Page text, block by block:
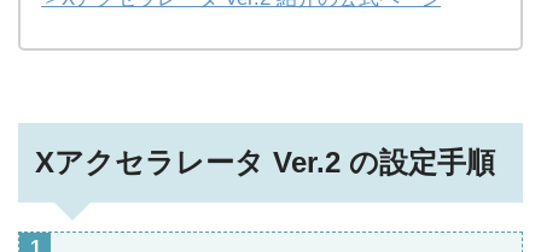
Xアクセラレータ Ver.2 の設定手順